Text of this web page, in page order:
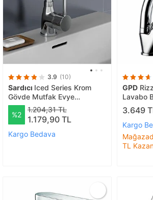
3.9 (10)
Sardıcı Iced Series Krom
Gövde Mutfak Evye
Bataryası
%2
1.204,31 TL
1.179,90 TL
Kargo Bedava
GPD
Lavabo
3.649
Kargo
TL